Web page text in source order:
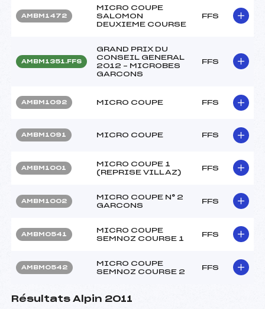
AMBM1472
MICRO COUPE
SALOMON
DEUXIEME COURSE
FFS
AMBM1351.FFS
GRAND PRIX DU
CONSEIL GENERAL
2012 – MICROBES
GARCONS
FFS
AMBM1092 MICRO COUPE FFS
AMBM1091 MICRO COUPE FFS
AMBM1001
MICRO COUPE 1
(REPRISE VILLAZ)
FFS
AMBM1002
MICRO COUPE N° 2
GARCONS
FFS
AMBM0541
MICRO COUPE
SEMNOZ COURSE 1
FFS
AMBM0542
MICRO COUPE
SEMNOZ COURSE 2
FFS
Résultats Alpin 2011